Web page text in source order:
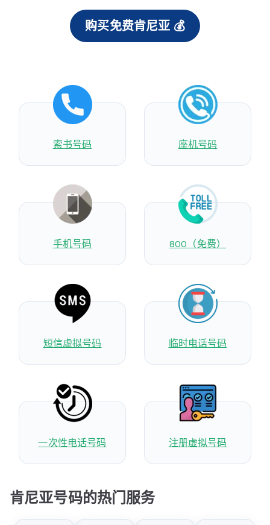
购买免费肯尼亚 💰
索书号码 座机号码
手机号码 800（免费）
短信虚拟号码 临时电话号码
一次性电话号码 注册虚拟号码
肯尼亚号码的热门服务